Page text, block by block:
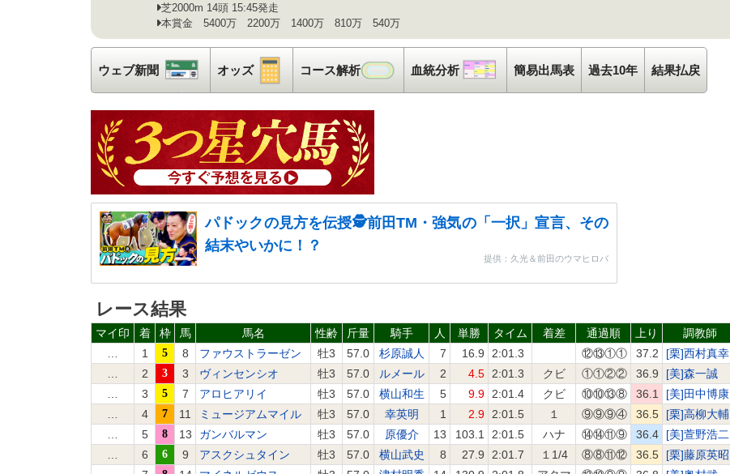
芝2000m 14頭 15:45発走
本賞金 5400万 2200万 1400万 810万 540万
ウェブ新聞 ウェブ新聞
オッズ オッズ
コース解析 コース解析
血統分析 血統分析
簡易出馬表 過去10年 結果払戻
パドックの見方を伝授🕵前田TM・強気の「一択」宣言、その
結末やいかに！？
提供：久光＆前田のウマヒロバ
レース結果
マイ印 着 枠 馬 馬名 性齢 斤量 騎手 人 単勝 タイム 着差 通過順 上り 調教師
1 5 8 ファウストラーゼン 牡3 57.0 杉原誠人 7 16.9 2:01.3 ⑫⑬①① 37.2 [栗]西村真幸
2 3 3 ヴィンセンシオ 牡3 57.0 ルメール 2 4.5 2:01.3 クビ ①①②② 36.9 [美]森一誠
3 5 7 アロヒアリイ 牡3 57.0 横山和生 5 9.9 2:01.4 クビ ⑩⑩⑬⑧ 36.1 [美]田中博康
4 7 11 ミュージアムマイル 牡3 57.0 幸英明 1 2.9 2:01.5 １ ⑨⑨⑨④ 36.5 [栗]高柳大輔
5 8 13 ガンバルマン 牡3 57.0 原優介 13 103.1 2:01.5 ハナ ⑭⑭⑪⑨ 36.4 [美]萱野浩二
6 6 9 アスクシュタイン 牡3 57.0 横山武史 8 27.9 2:01.7 １1/4 ⑧⑧⑪⑫ 36.5 [栗]藤原英昭